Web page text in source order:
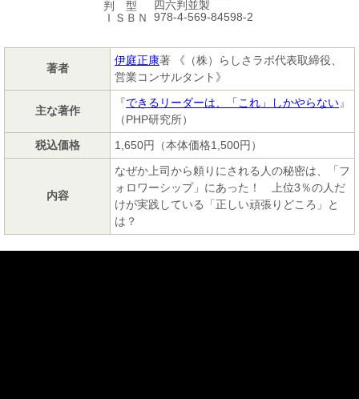
判 型
四六判並製
ＩＳＢＮ
978-4-569-84598-2
著者
伊庭正康著 《（株）らしさラボ代表取締役、
営業コンサルタント》
主な著作
『できるリーダーは、「これ」しかやらない』
（PHP研究所）
税込価格
1,650円（本体価格1,500円）
内容
なぜか上司から頼りにされる人の秘密は、「フ
ォロワーシップ」にあった！ 上位3％の人だ
けが実践している「正しい頑張りどころ」と
は？